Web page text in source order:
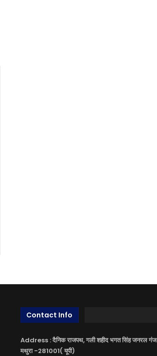
Contact Info
Address : दैनिक राजपथ, गली शहीद भगत सिंह जनरल गंज
मथुरा -281001( यूपी)